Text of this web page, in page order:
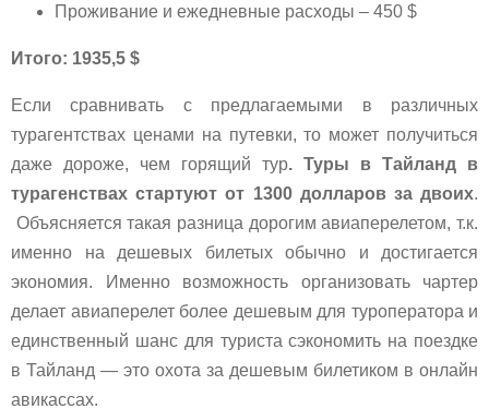
Проживание и ежедневные расходы – 450 $
Итого: 1935,5 $
Если сравнивать с предлагаемыми в различных
турагентствах ценами на путевки, то может получиться
даже дороже, чем горящий тур. Туры в Тайланд в
турагенствах стартуют от 1300 долларов за двоих.
Объясняется такая разница дорогим авиаперелетом, т.к.
именно на дешевых билетых обычно и достигается
экономия. Именно возможность организовать чартер
делает авиаперелет более дешевым для туроператора и
единственный шанс для туриста сэкономить на поездке
в Тайланд — это охота за дешевым билетиком в онлайн
авикассах.